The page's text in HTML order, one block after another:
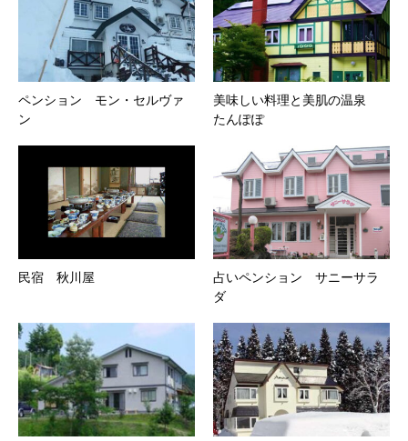
ペンション モン・セルヴァ
ン
美味しい料理と美肌の温泉
たんぽぽ
民宿 秋川屋
占いペンション サニーサラ
ダ